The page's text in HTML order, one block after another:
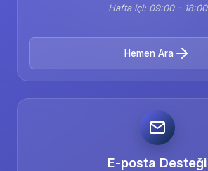
Hafta içi: 09:00 - 18:00
Hemen Ara
E-posta Desteği